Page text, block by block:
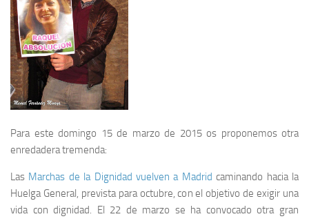
Para este domingo 15 de marzo de 2015 os proponemos otra
enredadera tremenda:
Las Marchas de la Dignidad vuelven a Madrid caminando hacia la
Huelga General, prevista para octubre, con el objetivo de exigir una
vida con dignidad. El 22 de marzo se ha convocado otra gran